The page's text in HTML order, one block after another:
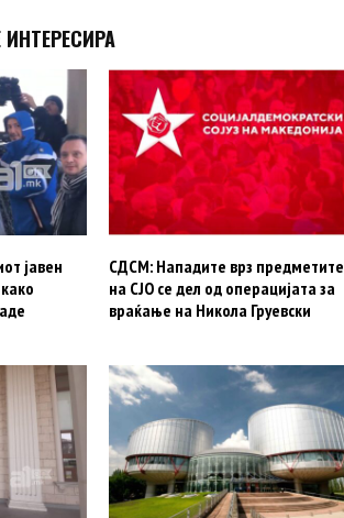
јавен
СДСМ: Нападите врз предметите
на СЈО се дел од операцијата за
враќање на Никола Груевски